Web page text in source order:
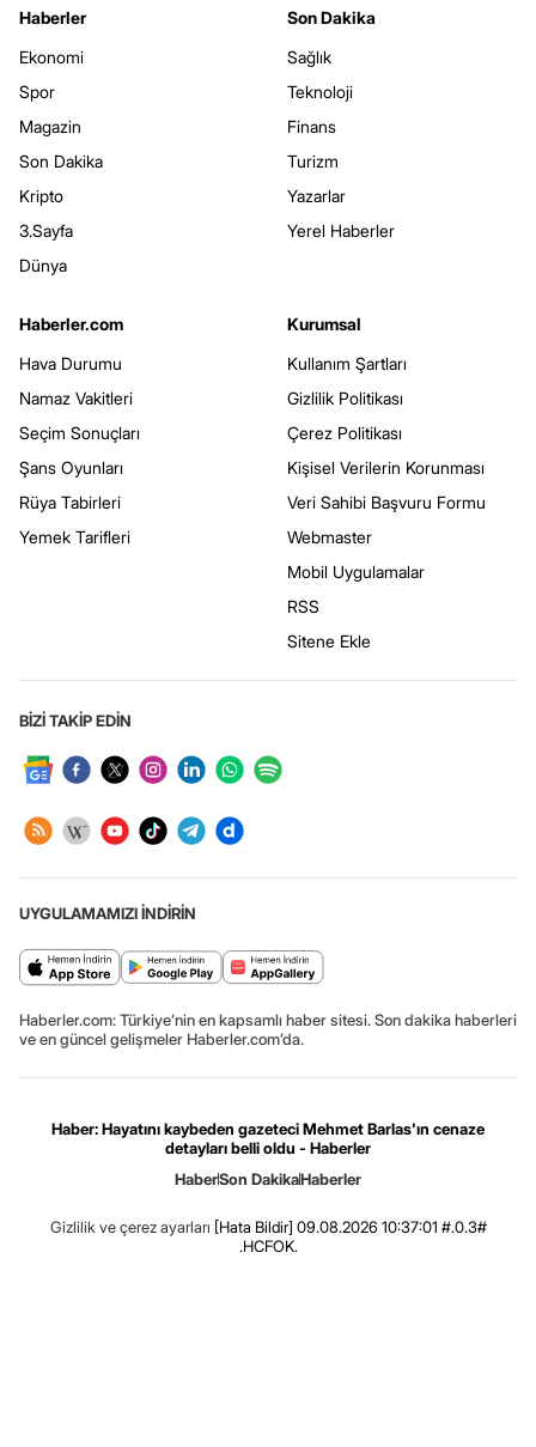
Haberler
Ekonomi
Spor
Magazin
Son Dakika
Kripto
3.Sayfa
Dünya
Son Dakika
Sağlık
Teknoloji
Finans
Turizm
Yazarlar
Yerel Haberler
Haberler.com
Hava Durumu
Namaz Vakitleri
Seçim Sonuçları
Şans Oyunları
Rüya Tabirleri
Yemek Tarifleri
Kurumsal
Kullanım Şartları
Gizlilik Politikası
Çerez Politikası
Kişisel Verilerin Korunması
Veri Sahibi Başvuru Formu
Webmaster
Mobil Uygulamalar
RSS
Sitene Ekle
BİZİ TAKİP EDİN
UYGULAMAMIZI İNDİRİN
Haberler.com: Türkiye’nin en kapsamlı haber sitesi. Son dakika haberleri
ve en güncel gelişmeler Haberler.com’da.
Haber: Hayatını kaybeden gazeteci Mehmet Barlas'ın cenaze
detayları belli oldu - Haberler
HaberSon DakikaHaberler
Gizlilik ve çerez ayarları [Hata Bildir] 09.08.2026 10:37:01 #.0.3#
.HCFOK.